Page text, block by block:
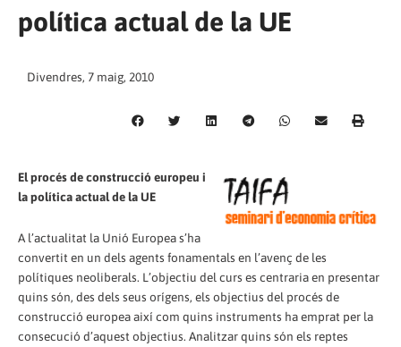
política actual de la UE
Divendres, 7 maig, 2010
El procés de construcció europeu i
la política actual de la UE
A l’actualitat la Unió Europea s’ha
convertit en un dels agents fonamentals en l’avenç de les
polítiques neoliberals. L’objectiu del curs es centraria en presentar
quins són, des dels seus orígens, els objectius del procés de
construcció europea així com quins instruments ha emprat per la
consecució d’aquest objectius. Analitzar quins són els reptes